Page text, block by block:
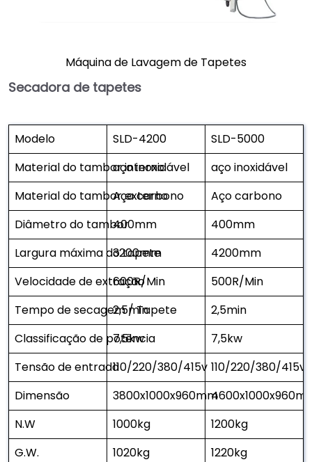
Máquina de Lavagem de Tapetes
Secadora de tapetes
Modelo SLD-4200
SLD-5000
Material do tambor interno
aço inoxidável
aço inoxidável
Material do tambor externo
Aço carbono
Aço carbono
Diâmetro do tambor400mm
400mm
Largura máxima do tapete
3200mm
4200mm
Velocidade de extração
600R/Min
500R/Min
Tempo de secagem / Tapete
2,5min
2,5min
Classificação de potência
7,5kw
7,5kw
Tensão de entrada110/220/380/415v 110/220/380/415v
Dimensão
3800x1000x960mm
N.W
1000kg
1200kg
G.W.
1020kg 1220kg